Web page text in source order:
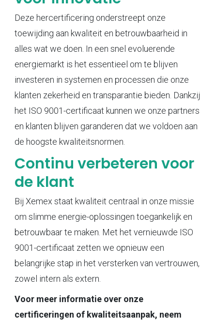
Deze hercertificering onderstreept onze
toewijding aan kwaliteit en betrouwbaarheid in
alles wat we doen. In een snel evoluerende
energiemarkt is het essentieel om te blijven
investeren in systemen en processen die onze
klanten zekerheid en transparantie bieden. Dankzij
het ISO 9001-certificaat kunnen we onze partners
en klanten blijven garanderen dat we voldoen aan
de hoogste kwaliteitsnormen.
Continu verbeteren voor
de klant
Bij Xemex staat kwaliteit centraal in onze missie
om slimme energie-oplossingen toegankelijk en
betrouwbaar te maken. Met het vernieuwde ISO
9001-certificaat zetten we opnieuw een
belangrijke stap in het versterken van vertrouwen,
zowel intern als extern.
Voor meer informatie over onze
certificeringen of kwaliteitsaanpak, neem